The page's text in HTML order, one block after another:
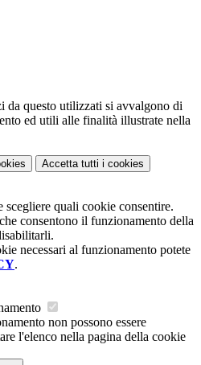
da questo utilizzati si avvalgono di
ed utili alle finalità illustrate nella
Accetta tutti i cookies
scegliere quali cookie consentire.
consentono il funzionamento della
necessari al funzionamento potete
.
non possono essere
l'elenco nella pagina della cookie